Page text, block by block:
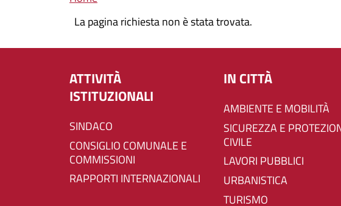
La pagina richiesta non è stata trovata.
ATTIVITÀ
ISTITUZIONALI
SINDACO
CONSIGLIO COMUNALE E
COMMISSIONI
RAPPORTI INTERNAZIONALI
IN CITTÀ
AMBIENTE E MOBILITÀ
SICUREZZA E PROTEZIONE
CIVILE
LAVORI PUBBLICI
URBANISTICA
TURISMO